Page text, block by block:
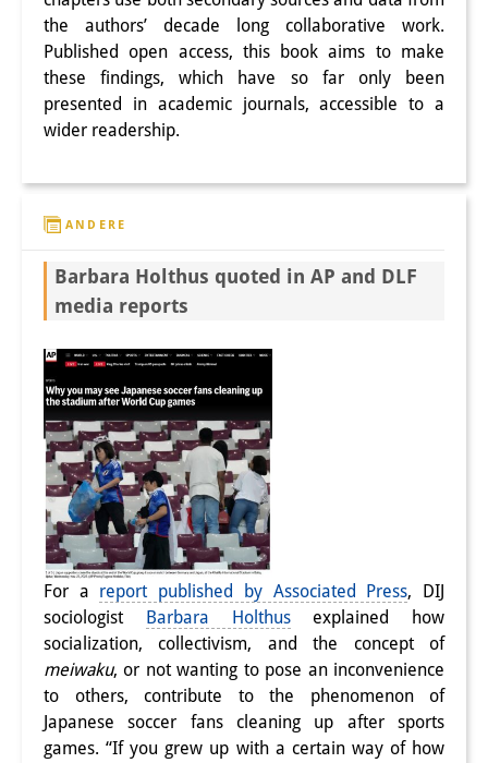
the authors’ decade long collaborative work.
Published open access, this book aims to make
these findings, which have so far only been
presented in academic journals, accessible to a
wider readership.
ANDERE
Barbara Holthus quoted in AP and DLF
media reports
For a report published by Associated Press, DIJ
sociologist
Barbara Holthusexplained how
socialization, collectivism, and the concept of
meiwaku, or not wanting to pose an inconvenience
to others, contribute to the phenomenon of
Japanese soccer fans cleaning up after sports
games. “If you grew up with a certain way of how